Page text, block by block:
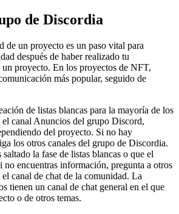
de Discordia
de un proyecto es un paso vital para
después de haber realizado tu
proyecto. En los proyectos de NFT,
más popular, seguido de
de listas blancas para la mayoría de los
el canal Anuncios del grupo Discord,
del proyecto. Si no hay
los otros canales del grupo de Discordia.
la fase de listas blancas o que el
no encuentras información, pregunta a otros
canal de chat de la comunidad. La
tienen un canal de chat general en el que
o de otros temas.